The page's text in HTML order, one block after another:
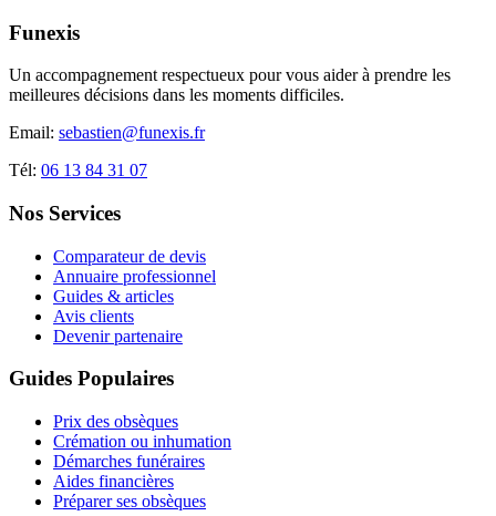
Funexis
Un accompagnement respectueux pour vous aider à prendre les
meilleures décisions dans les moments difficiles.
Email: sebastien@funexis.fr
Tél: 06 13 84 31 07
Nos Services
Comparateur de devis
Annuaire professionnel
Guides & articles
Avis clients
Devenir partenaire
Guides Populaires
Prix des obsèques
Crémation ou inhumation
Démarches funéraires
Aides financières
Préparer ses obsèques